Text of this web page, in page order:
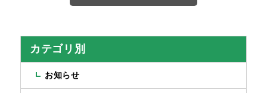
カテゴリ別
お知らせ